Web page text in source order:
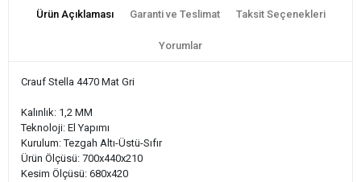
Ürün Açıklaması Garanti ve Teslimat Taksit Seçenekleri
Yorumlar
Crauf Stella 4470 Mat Gri
Kalınlık: 1,2 MM
Teknoloji: El Yapımı
Kurulum: Tezgah Altı-Üstü-Sıfır
Ürün Ölçüsü: 700x440x210
Kesim Ölçüsü: 680x420